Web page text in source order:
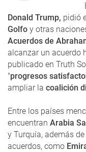
Donald Trump, pidió
Golfo y otras
Acuerdos de
alcanzar un acuerdo
publicado en Truth
"progresos
ampliar la coalición
Entre los países
encuentran Arabia
y Turquía, además
acuerdos, como